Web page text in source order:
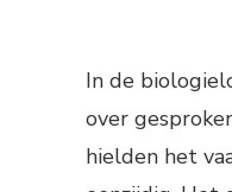
In de
over
hielden het